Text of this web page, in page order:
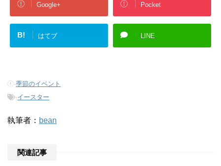
Google+ Pocket
B! はてブ LINE
-季節のイベント
-イースター
執筆者： bean
関連記事